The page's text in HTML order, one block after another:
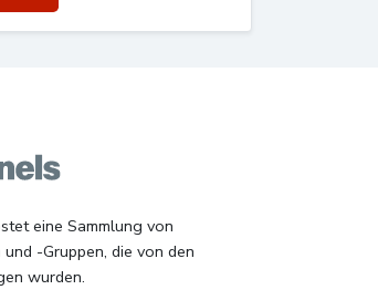
eine Sammlung von
-Gruppen, die von den
wurden.